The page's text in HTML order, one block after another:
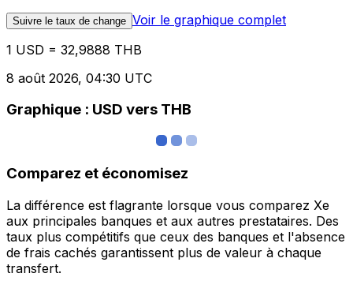
Suivre le taux de change Voir le graphique complet
1 USD = 32,9888 THB
8 août 2026, 04:30 UTC
Graphique : USD vers THB
Comparez et économisez
La différence est flagrante lorsque vous comparez Xe
aux principales banques et aux autres prestataires. Des
taux plus compétitifs que ceux des banques et l'absence
de frais cachés garantissent plus de valeur à chaque
transfert.